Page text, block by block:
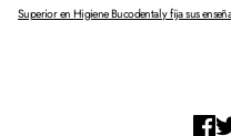
Superior en Higiene Bucodental y fija sus